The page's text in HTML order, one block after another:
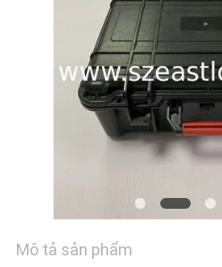
TRƯỜNG
HỢP
Mô tả sản phẩm